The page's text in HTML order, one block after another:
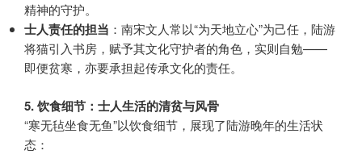
精神的守护。
士人责任的担当 ：南宋文人常以“为天地立心”为己任，陆游
将猫引入书房，赋予其文化守护者的角色，实则自勉——
即便贫寒，亦要承担起传承文化的责任。
5. 饮食细节：士人生活的清贫与风骨
“寒无毡坐食无鱼”以饮食细节，展现了陆游晚年的生活状
态：